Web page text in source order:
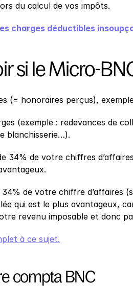
du calcul de vos impôts.
charges déductibles
si le Micro-
(= honoraires perçus), exemple
(exemple : redevances de
blanchisserie…).
34% de votre chiffres
de votre chiffre d’affaires
qui est le plus avantageux,
revenu imposable et donc
à ce sujet.
compta BNC